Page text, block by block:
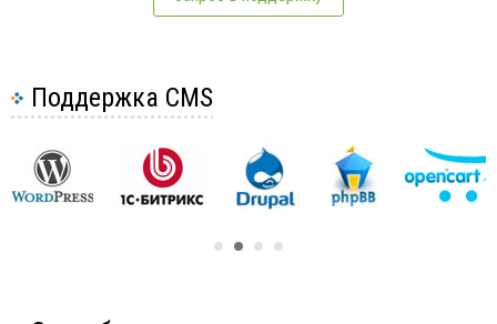
Веб-почта (что это, как зайти, видео)
Настройка антиспама SpamAssassin
Настройка почтового клиента на телефоне
Настройка почтового клиента на Android
Настройка почтового клиента на iphone
Поддержка CMS